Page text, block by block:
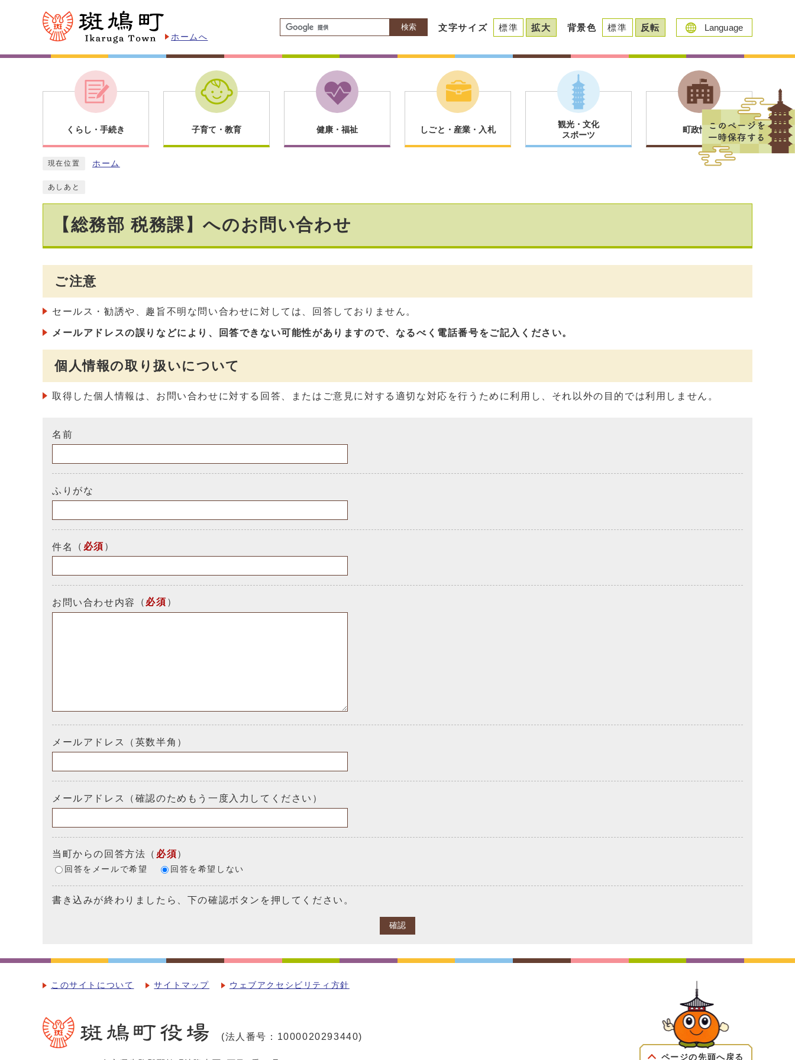
ホームへ
検索 文字サイズ 標準 拡大 背景色 標準 反転 Language
くらし・手続き 子育て・教育 健康・福祉 しごと・産業・入札
観光・文化
スポーツ
町政情報
現在位置 ホーム
あしあと
【総務部 税務課】へのお問い合わせ
ご注意
セールス・勧誘や、趣旨不明な問い合わせに対しては、回答しておりません。
メールアドレスの誤りなどにより、回答できない可能性がありますので、なるべく電話番号をご記入ください。
個人情報の取り扱いについて
取得した個人情報は、お問い合わせに対する回答、またはご意見に対する適切な対応を行うために利用し、それ以外の目的では利用しません。
名前
ふりがな
件名 （ 必須 ）
お問い合わせ内容 （ 必須 ）
メールアドレス（英数半角）
メールアドレス（確認のためもう一度入力してください）
当町からの回答方法 （ 必須）
回答をメールで希望 回答を希望しない
書き込みが終わりましたら、下の確認ボタンを押してください。
確認
このサイトについて サイトマップ ウェブアクセシビリティ方針
(法人番号：1000020293440)
ページの先頭へ戻る